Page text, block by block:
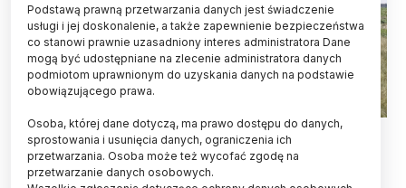
Kamień Tatarski w Tatarach niedaleko Nidzicy. Fot. Robert
Piotrowski.
Diabelski kamień - głaz, który olbrzym przeniósł
Podstawą prawną przetwarzania danych jest świadczenie
usługi i jej doskonalenie, a także zapewnienie bezpieczeństwa
co stanowi prawnie uzasadniony interes administratora Dane
mogą być udostępniane na zlecenie administratora danych
podmiotom uprawnionym do uzyskania danych na podstawie
obowiązującego prawa.
Osoba, której dane dotyczą, ma prawo dostępu do danych,
sprostowania i usunięcia danych, ograniczenia ich
przetwarzania. Osoba może też wycofać zgodę na
przetwarzanie danych osobowych.